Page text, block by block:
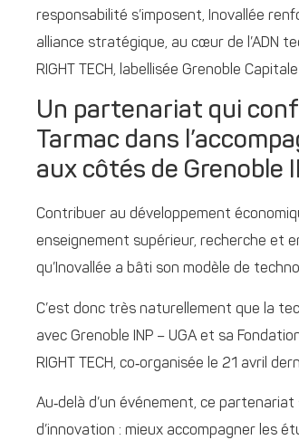
responsabilité s’imposent, Inovallée
alliance stratégique, au cœur de l’ADN
RIGHT TECH, labellisée Grenoble
Un partenariat qui
Tarmac dans
aux côtés de Grenoble
Contribuer au développement
enseignement supérieur, recherche et
qu’Inovallée a bâti son modèle de
C’est donc très naturellement que la
avec Grenoble INP – UGA et sa
RIGHT TECH, co‑organisée le 21 avril
Au‑delà d’un événement, ce
d’innovation : mieux accompagner les